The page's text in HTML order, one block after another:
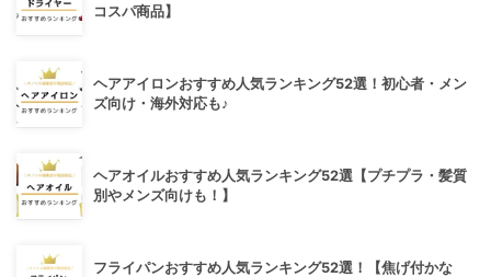
コスパ商品】
ヘアアイロンおすすめ人気ランキング52選！初心者・メン
ズ向け・海外対応も♪
ヘアオイルおすすめ人気ランキング52選【プチプラ・髪質
別やメンズ向けも！】
フライパンおすすめ人気ランキング52選！【焦げ付かな